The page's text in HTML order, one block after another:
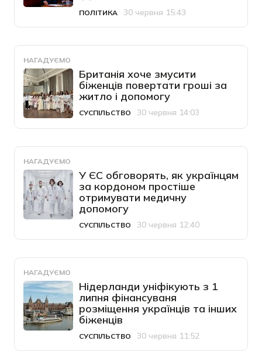
Категорія
ПОЛІТИКА
Дата публікації
30 червня 15:43
НАГАДУЄМО
Британія хоче змусити
біженців повертати гроші за
житло і допомогу
Категорія
СУСПІЛЬСТВО
Дата публікації30 червня 14:03
НАГАДУЄМО
У ЄС обговорять, як українцям
за кордоном простіше
отримувати медичну
допомогу
Категорія
СУСПІЛЬСТВО
Дата публікації30 червня 12:40
НАГАДУЄМО
Нідерланди уніфікують з 1
липня фінансуваня
розміщення українців та інших
біженців
Категорія
СУСПІЛЬСТВО
Дата публікації30 червня 11:52